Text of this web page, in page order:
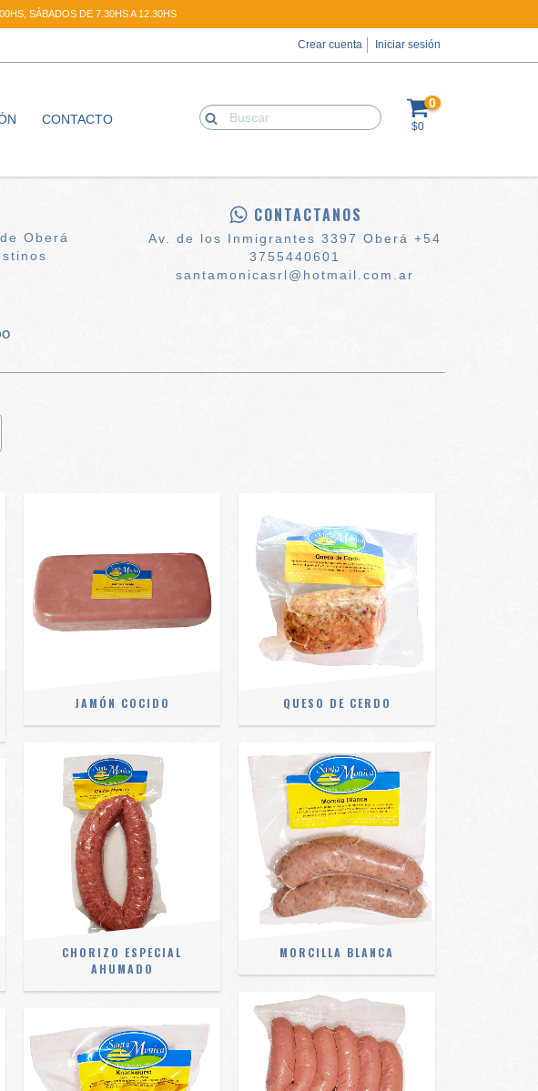
SÁBADOS DE 7.30HS A 12.30HS
Crear cuenta Iniciar sesión
CONTACTO
0
$0
Oberá
CONTACTANOS
Av. de los Inmigrantes 3397 Oberá +54
3755440601
santamonicasrl@hotmail.com.ar
JAMÓN COCIDO QUESO DE CERDO
CHORIZO ESPECIAL
AHUMADO
MORCILLA BLANCA